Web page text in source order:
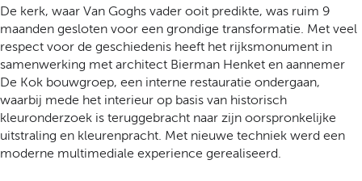
De kerk, waar Van Goghs vader ooit predikte, was ruim 9
maanden gesloten voor een grondige transformatie. Met veel
respect voor de geschiedenis heeft het rijksmonument in
samenwerking met architect Bierman Henket en aannemer
De Kok bouwgroep, een interne restauratie ondergaan,
waarbij mede het interieur op basis van historisch
kleuronderzoek is teruggebracht naar zijn oorspronkelijke
uitstraling en kleurenpracht. Met nieuwe techniek werd een
moderne multimediale experience gerealiseerd.